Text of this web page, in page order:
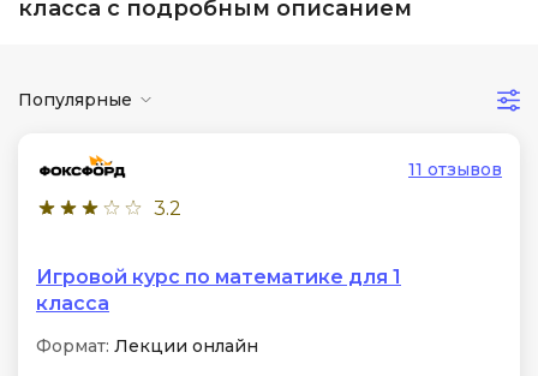
класса с подробным описанием
Популярные
3.2
11 отзывов
Игровой курс по математике для 1
класса
Формат: Лекции онлайн